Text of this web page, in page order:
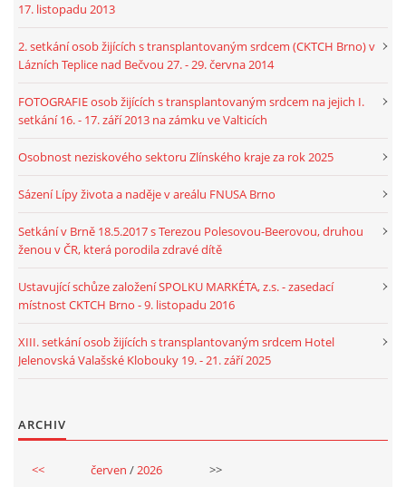
17. listopadu 2013
2. setkání osob žijících s transplantovaným srdcem (CKTCH Brno) v
Lázních Teplice nad Bečvou 27. - 29. června 2014
FOTOGRAFIE osob žijících s transplantovaným srdcem na jejich I.
setkání 16. - 17. září 2013 na zámku ve Valticích
Osobnost neziskového sektoru Zlínského kraje za rok 2025
Sázení Lípy života a naděje v areálu FNUSA Brno
Setkání v Brně 18.5.2017 s Terezou Polesovou-Beerovou, druhou
ženou v ČR, která porodila zdravé dítě
Ustavující schůze založení SPOLKU MARKÉTA, z.s. - zasedací
místnost CKTCH Brno - 9. listopadu 2016
XIII. setkání osob žijících s transplantovaným srdcem Hotel
Jelenovská Valašské Klobouky 19. - 21. září 2025
ARCHIV
<< červen /2026 >>